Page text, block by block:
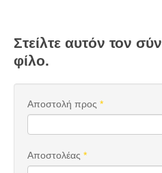
Στείλτε αυτόν τον
φίλο.
Αποστολή προς *
Αποστολέας *